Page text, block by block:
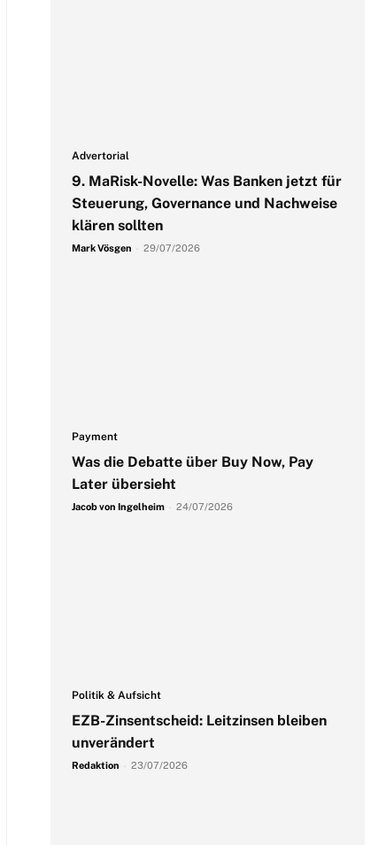
Advertorial
9. MaRisk-Novelle: Was Banken jetzt für
Steuerung, Governance und Nachweise
klären sollten
Mark Vösgen 29/07/2026
Payment
Was die Debatte über Buy Now, Pay
Later übersieht
Jacob von Ingelheim 24/07/2026
Politik & Aufsicht
EZB-Zinsentscheid: Leitzinsen bleiben
unverändert
Redaktion 23/07/2026